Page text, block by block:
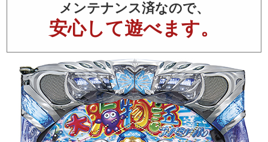
メンテナンス済なので、
安心して遊べます。